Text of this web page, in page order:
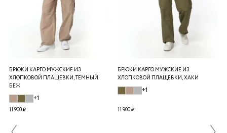
БРЮКИ КАРГО МУЖСКИЕ ИЗ
ХЛОПКОВОЙ ПЛАЩЕВКИ, ТЕМНЫЙ
БЕЖ
+1
11 900 ₽
БРЮКИ КАРГО МУЖСКИЕ ИЗ
ХЛОПКОВОЙ ПЛАЩЕВКИ, ХАКИ
+1
11 900 ₽